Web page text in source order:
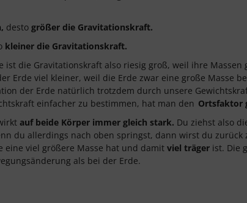
desto größer die Gravitationskraft.
kleiner die Gravitationskraft.
ist die Gravitationskraft also riesig groß, weil ihre
Erde viel kleiner, weil die Erde zwar eine große Masse
der Erde natürlich trotzdem durch unsere
einfacher zu bestimmen, hat man den Ortsfaktor
auf beide Körper immer gleich stark. Du ziehst also
du allerdings nach oben springst, dann wirst du zurück
eine viel größere Masse hat und damit viel träger ist. Die
als bei der Erde.